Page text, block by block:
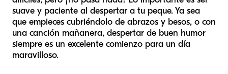
suave y paciente al despertar a tu peque. Ya sea
que empieces cubriéndolo de abrazos y besos, o con
una canción mañanera, despertar de buen humor
siempre es un excelente comienzo para un día
maravilloso.